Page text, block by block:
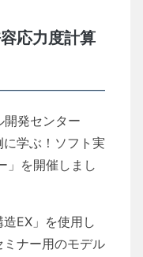
応力度計算
発センター
に学ぶ！ソフト実
」を開催しまし
EX」を使用し
ナー用のモデル